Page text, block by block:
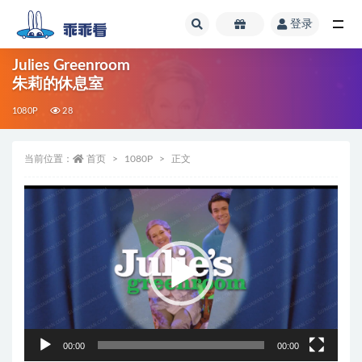
登录
Julies Greenroom
朱莉的休息室
1080P 28
当前位置： 首页 1080P 正文
00:00 00:00